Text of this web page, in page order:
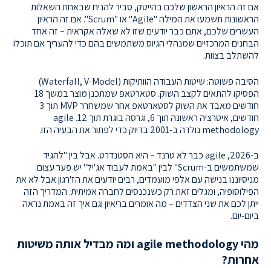
אם זה הראיון הראשון שלכם בהייטק, סביר להניח שבאחת השאלות
הראשונות תשמעו את המילה "Agile" או "Scrum". אם זה הראיון
העשרים שלכם, אתם כבר יודעים שזו לא שאלה אקראית – זה אחד
הבחנים המרכזיים שמנהלי הגיוס משתמשים בהם כדי להעריך אם תוכלו
להשתלב בצוות.
הסיבה פשוטה: שיטות העבודה הוותיקות (Waterfall, V-Model)
הפסיקו להתאים לקצב השוק. סטארטאפ שמתכנן מוצר במשך 18
חודשים מאבד את השוק לסטארטאפ אחר שמשחרר MVP תוך 3
חודשים, איטרציה ראשונה תוך 6, וגרסה בוגרת תוך 12. agile
methodology נולדה ב-2001 בדיוק כדי לפתור את הבעיה הזו.
ב-2026, agile כבר לא טרנד – היא הסטנדרט. אבל בין "להגיד
שמשתמשים ב-Scrum" לבין "באמת לעבוד אג'יל" יש פער עצום.
מניסיוננו בנישה עם אלפי מועמדים, רבים יודעים את הז'רגון אבל לא את
הפילוסופיה, ומגלים זאת רק כשנכנסים לחברה אמיתית. המדריך הזה
ייתן לכם את שני הצדדים – מה אומרים בריאיון וגם איך זה באמת נראה
ביום-יום.
מהי agile methodology ומה מבדיל אותה משיטות
אחרות?